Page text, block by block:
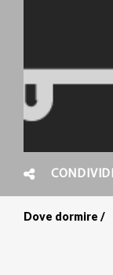
CONDIVIDI
Dove dormire